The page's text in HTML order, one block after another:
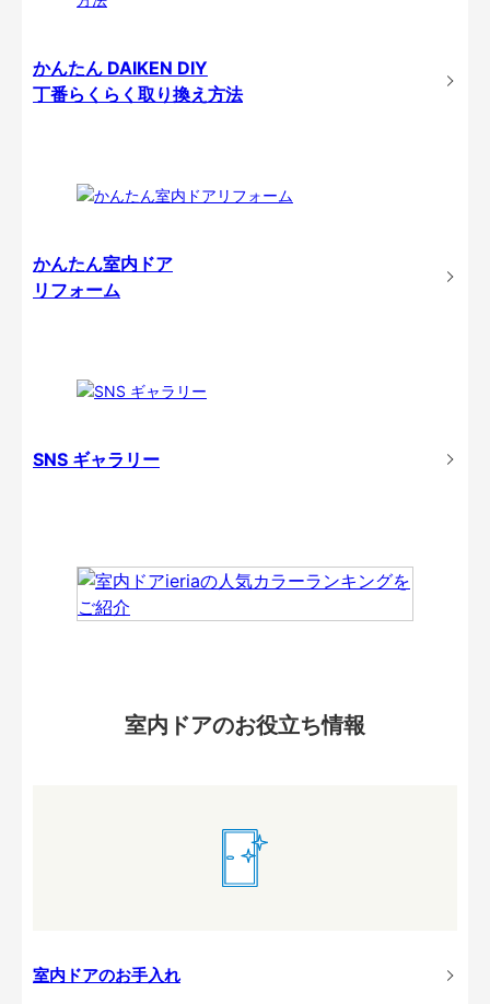
かんたん DAIKEN DIY
丁番らくらく取り換え方法
かんたん室内ドア
リフォーム
SNS ギャラリー
室内ドアのお役立ち情報
室内ドアのお手入れ